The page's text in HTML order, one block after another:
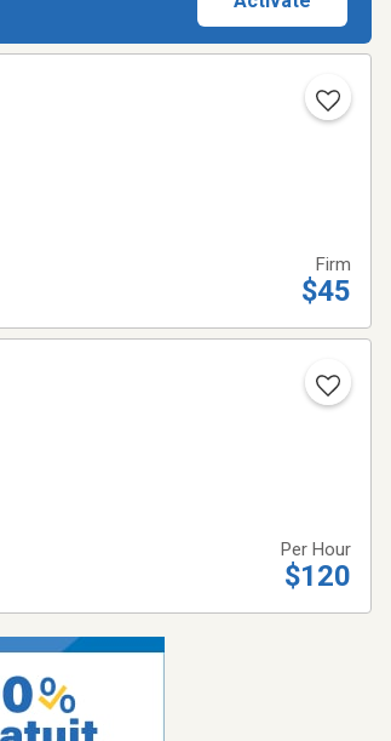
Firm
$45
Per Hour
$120